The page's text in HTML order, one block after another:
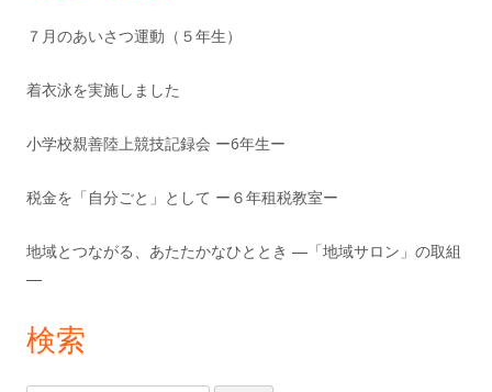
７月のあいさつ運動（５年生）
着衣泳を実施しました
小学校親善陸上競技記録会 ー6年生ー
税金を「自分ごと」として ー６年租税教室ー
地域とつながる、あたたかなひととき ―「地域サロン」の取組
―
検索